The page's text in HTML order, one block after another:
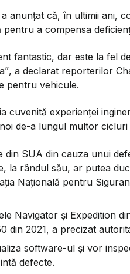
anunțat că, în ultimii ani,
a compensa
fantastic, dar este la fel
, a declarat reporterilor
pentru vehicule.
cuvenită experienței
de-a lungul multor cicluri
din SUA din cauza unui
la rândul său, ar putea
Națională pentru
Navigator și Expedition
din 2021, a precizat
software-ul și vor
defecte.